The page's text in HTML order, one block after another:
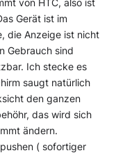
von HTC, also ist
Gerät ist im
die Anzeige ist nicht
Gebrauch sind
Ich stecke es
saugt natürlich
den ganzen
das wird sich
ändern.
( sofortiger